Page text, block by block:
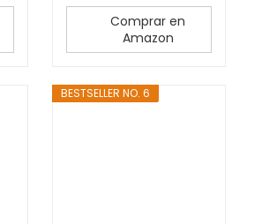
Comprar en
Amazon
BESTSELLER NO. 6